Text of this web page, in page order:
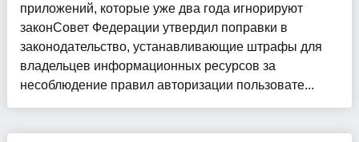
приложений, которые уже два года игнорируют
законСовет Федерации утвердил поправки в
законодательство, устанавливающие штрафы для
владельцев информационных ресурсов за
несоблюдение правил авторизации пользовате...